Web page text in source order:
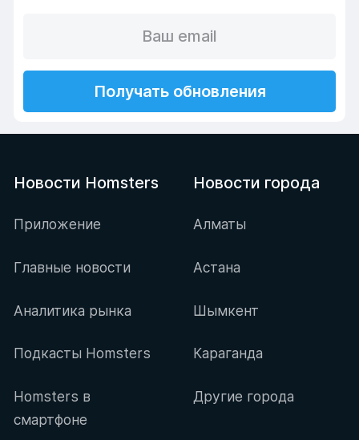
Получать обновления
Новости Homsters
Приложение
Главные новости
Аналитика рынка
Подкасты Homsters
Homsters в
смартфоне
Новости города
Алматы
Астана
Шымкент
Караганда
Другие города